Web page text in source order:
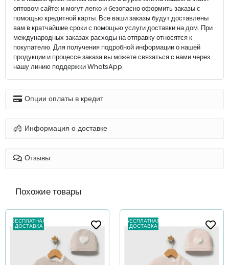
оптовом сайте; и могут легко и безопасно оформить заказы с
помощью кредитной карты. Все ваши заказы будут доставлены
вам в кратчайшие сроки с помощью услуги доставки на дом. При
международных заказах расходы на отправку относятся к
покупателю. Для получения подробной информации о нашей
продукции и процессе заказа вы можете связаться с нами через
нашу линию поддержки WhatsApp.
Опции оплаты в кредит
Информация о доставке
Отзывы
Похожие товары
БЕСПЛАТНАЯ
ДОСТАВКА
БЕСПЛАТНАЯ
ДОСТАВКА